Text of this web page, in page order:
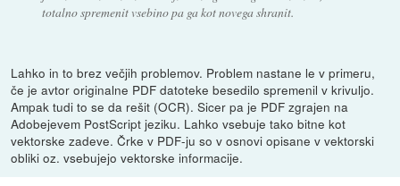
totalno spremenit vsebino pa ga kot novega shranit.
Lahko in to brez večjih problemov. Problem nastane le v primeru,
če je avtor originalne PDF datoteke besedilo spremenil v krivuljo.
Ampak tudi to se da rešit (OCR). Sicer pa je PDF zgrajen na
Adobejevem PostScript jeziku. Lahko vsebuje tako bitne kot
vektorske zadeve. Črke v PDF-ju so v osnovi opisane v vektorski
obliki oz. vsebujejo vektorske informacije.